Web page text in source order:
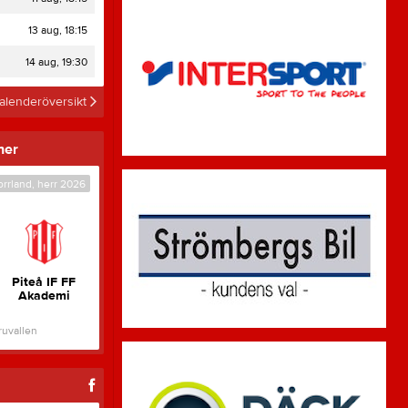
på Furan
13 aug, 18:15
14 aug, 19:30
herr 2026
Piteå IF FF
Akademi